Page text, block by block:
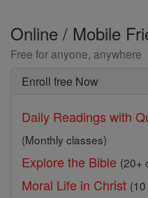
Online / Mobile
Free for anyone, anywhere
Enroll free Now
Daily Readings with
(Monthly classes)
Explore the Bible (20+
Moral Life in Christ